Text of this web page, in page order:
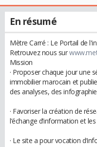
En résumé
Mètre Carré : Le Portail de
Retrouvez nous sur
Mission
· Proposer chaque jour une
immobilier marocain et
des analyses, des
· Favoriser la création de
l’échange d’information et
· Le site a pour vocation